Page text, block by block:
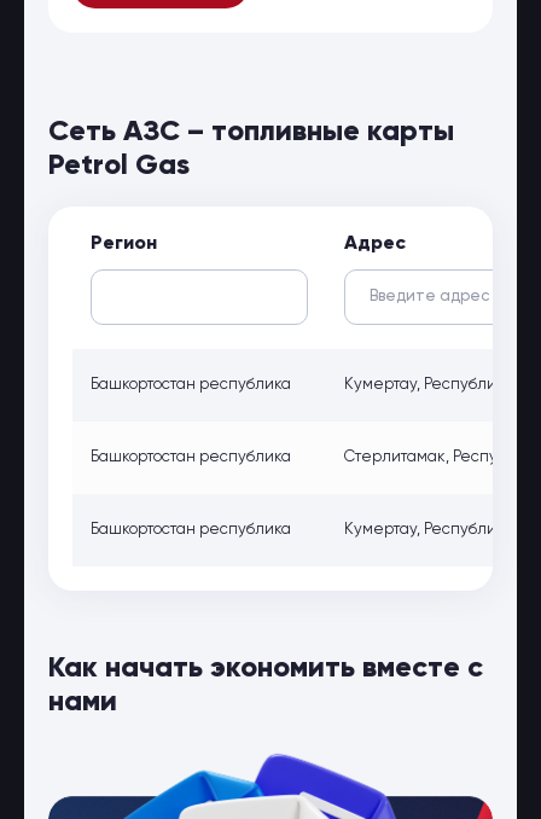
Сеть АЗС – топливные карты
Petrol Gas
Регион Адрес
Башкортостан республика Кумертау, Республика
Башкортостан республика Стерлитамак,
Башкортостан республика Кумертау, Республика
Как начать экономить вместе с
нами